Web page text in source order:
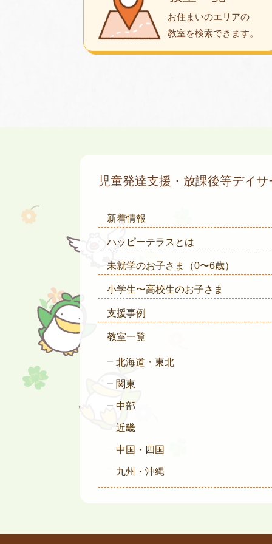
お住まいのエリアの
教室を検索できます。
児童発達支援・放課後等デイ
新着情報
ハッピーテラスとは
未就学のお子さま （0〜6歳）
小学生〜高校生のお子さま
支援事例
教室一覧
北海道・東北
関東
中部
近畿
中国・四国
九州・沖縄